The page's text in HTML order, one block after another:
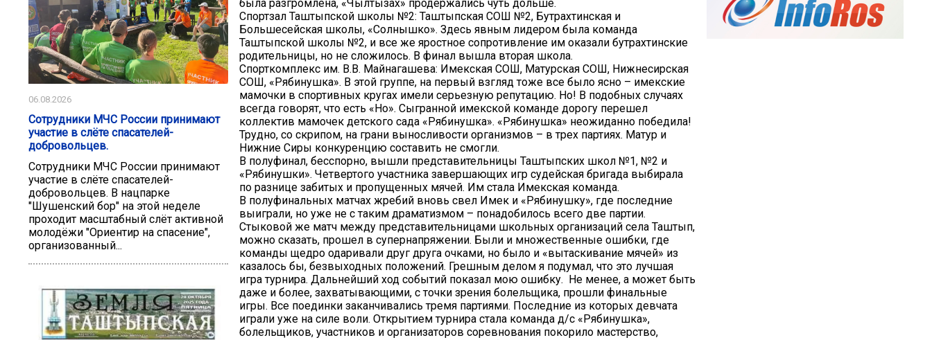
06.08.2026
Сотрудники МЧС России принимают
участие в слёте спасателей-
добровольцев.
Сотрудники МЧС России принимают
участие в слёте спасателей-
добровольцев. В нацпарке
"Шушенский бор" на этой неделе
проходит масштабный слёт активной
молодёжи "Ориентир на спасение",
организованный...
была разгромлена, «Чылтызах» продержались чуть дольше.
Спортзал Таштыпской школы №2: Таштыпская СОШ №2, Бутрахтинская и
Большесейская школы, «Солнышко». Здесь явным лидером была команда
Таштыпской школы №2, и все же яростное сопротивление им оказали бутрахтинские
родительницы, но не сложилось. В финал вышла вторая школа.
Спорткомплекс им. В.В. Майнагашева: Имекская СОШ, Матурская СОШ, Нижнесирская
СОШ, «Рябинушка». В этой группе, на первый взгляд тоже все было ясно – имекские
мамочки в спортивных кругах имели серьезную репутацию. Но! В подобных случаях
всегда говорят, что есть «Но». Сыгранной имекской команде дорогу перешел
коллектив мамочек детского сада «Рябинушка». «Рябинушка» неожиданно победила!
Трудно, со скрипом, на грани выносливости организмов – в трех партиях. Матур и
Нижние Сиры конкуренцию составить не смогли.
В полуфинал, бесспорно, вышли представительницы Таштыпских школ №1, №2 и
«Рябинушки». Четвертого участника завершающих игр судейская бригада выбирала
по разнице забитых и пропущенных мячей. Им стала Имекская команда.
В полуфинальных матчах жребий вновь свел Имек и «Рябинушку», где последние
выиграли, но уже не с таким драматизмом – понадобилось всего две партии.
Стыковой же матч между представительницами школьных организаций села Таштып,
можно сказать, прошел в супернапряжении. Были и множественные ошибки, где
команды щедро одаривали друг друга очками, но было и «вытаскивание мячей» из
казалось бы, безвыходных положений. Грешным делом я подумал, что это лучшая
игра турнира. Дальнейший ход событий показал мою ошибку. Не менее, а может быть
даже и более, захватывающими, с точки зрения болельщика, прошли финальные
игры. Все поединки заканчивались тремя партиями. Последние из которых девчата
играли уже на силе воли. Открытием турнира стала команда д/с «Рябинушка»,
болельщиков, участников и организаторов соревнования покорило мастерство,